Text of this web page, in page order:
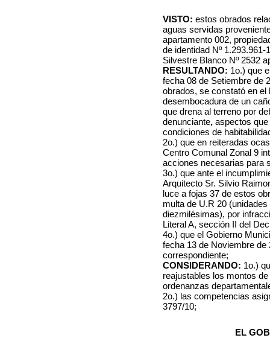
VISTO: estos obrados
aguas servidas
apartamento 002,
de identidad Nº
Silvestre Blanco Nº 2532
RESULTANDO: 1o.) que
fecha 08 de Setiembre de
obrados, se constató en
desembocadura de un
que drena al terreno por
denunciante, aspectos
condiciones de
2o.) que en reiteradas
Centro Comunal Zonal 9
acciones necesarias para
3o.) que ante el
Arquitecto Sr. Silvio
luce a fojas 37 de estos
multa de U.R 20
diezmilésimas), por
Literal A, sección II del
4o.) que el Gobierno
fecha 13 de Noviembre de
correspondiente;
CONSIDERANDO: 1o.)
reajustables los montos
ordenanzas
2o.) las competencias
3797/10;
EL